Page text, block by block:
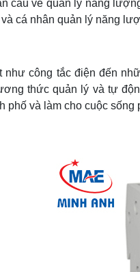
cầu về quản lý năng
cá nhân quản lý năng
công tắc điện đến
thức quản lý và tự
phố và làm cho cuộc sống